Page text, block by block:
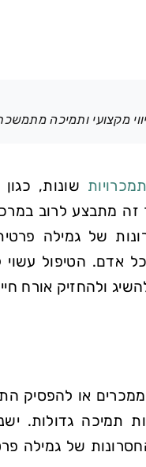
מקצועי ותמיכה
שונות,
זה מתבצע לרוב
של גמילה
אדם. הטיפול
ולהחזיק אורח
או להפסיק
תמיכה גדולות.
של גמילה